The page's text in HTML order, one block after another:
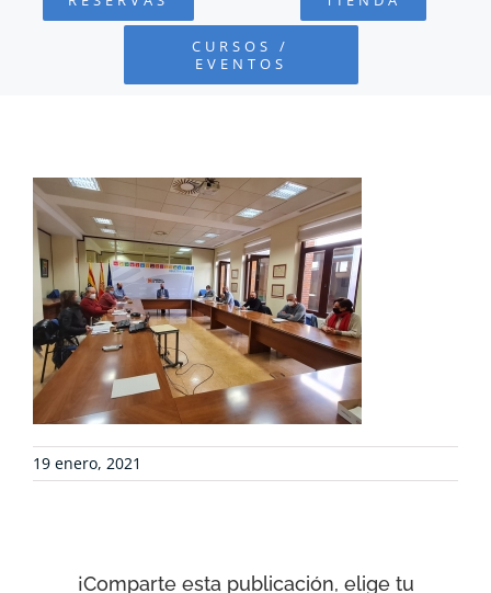
FUNDACIÓN
COLABORA
RECURSOS
NOTICIAS
CONTACTO
CURSOS /
EVENTOS
19 enero, 2021
¡Comparte esta publicación, elige tu